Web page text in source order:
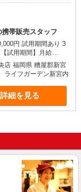
帯販売スタッフ
円 試用期間あり 3
店 福岡県 糟屋郡新宮
イフガーデン新宮内
詳細を見る